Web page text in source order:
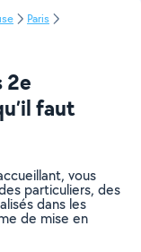
Paris
2e
faut
vous
particuliers, des
dans les
de mise en